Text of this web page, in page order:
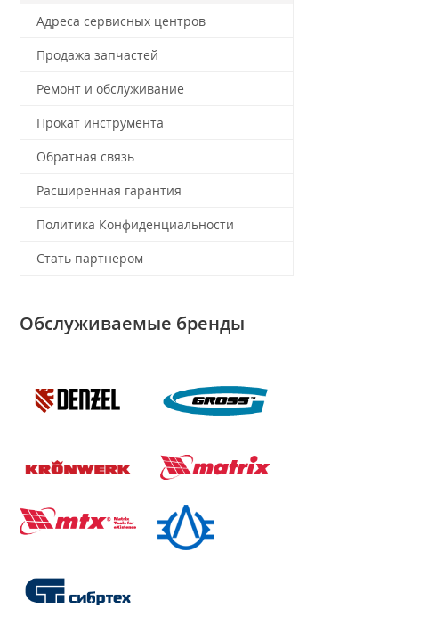
Адреса сервисных центров
Продажа запчастей
Ремонт и обслуживание
Прокат инструмента
Обратная связь
Расширенная гарантия
Политика Конфиденциальности
Стать партнером
Обслуживаемые бренды